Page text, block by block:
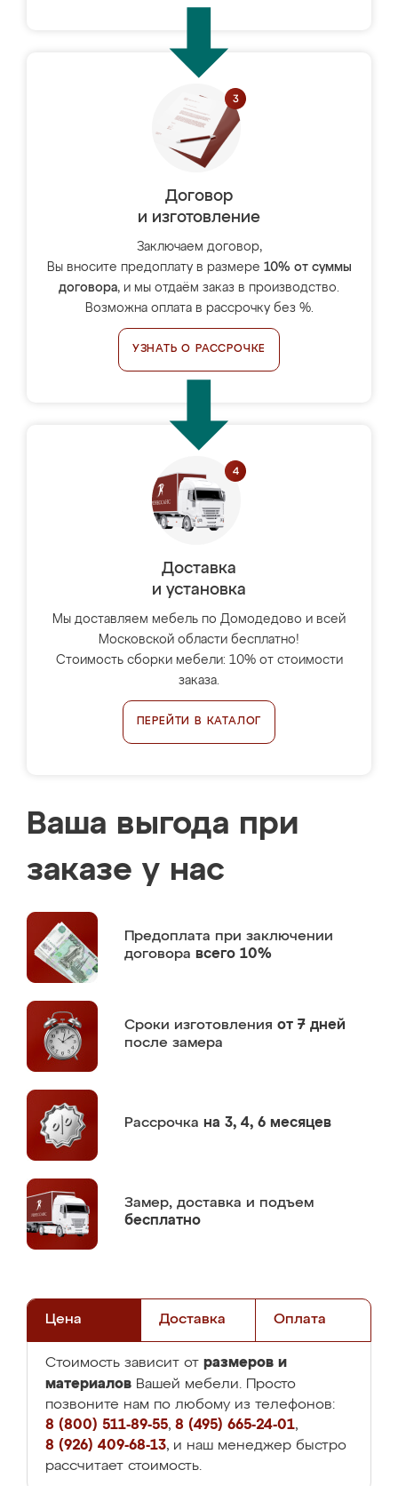
Договор
и изготовление
Заключаем договор,
Вы вносите предоплату в размере 10% от суммы
договора, и мы отдаём заказ в производство.
Возможна оплата в рассрочку без %.
УЗНАТЬ О РАССРОЧКЕ
Доставка
и установка
Мы доставляем мебель по Домодедово и всей
Московской области бесплатно!
Стоимость сборки мебели: 10% от стоимости
заказа.
ПЕРЕЙТИ В КАТАЛОГ
Ваша выгода при
заказе у нас
Предоплата при заключении
договора всего 10%
Сроки изготовления от 7 дней
после замера
Рассрочка на 3, 4, 6 месяцев
Замер, доставка и подъем
бесплатно
Цена Доставка Оплата
Стоимость зависит от размеров и
материалов Вашей мебели. Просто
позвоните нам по любому из телефонов:
8 (800) 511-89-55, 8 (495) 665-24-01,
8 (926) 409-68-13, и наш менеджер быстро
рассчитает стоимость.